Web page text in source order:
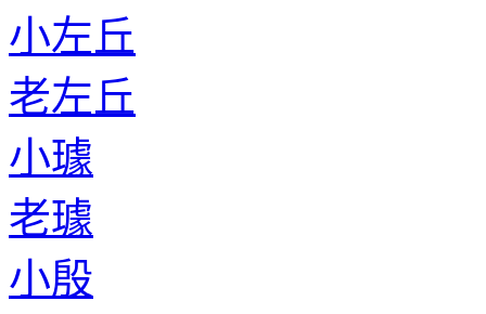
小左丘
老左丘
小璩
老璩
小殷